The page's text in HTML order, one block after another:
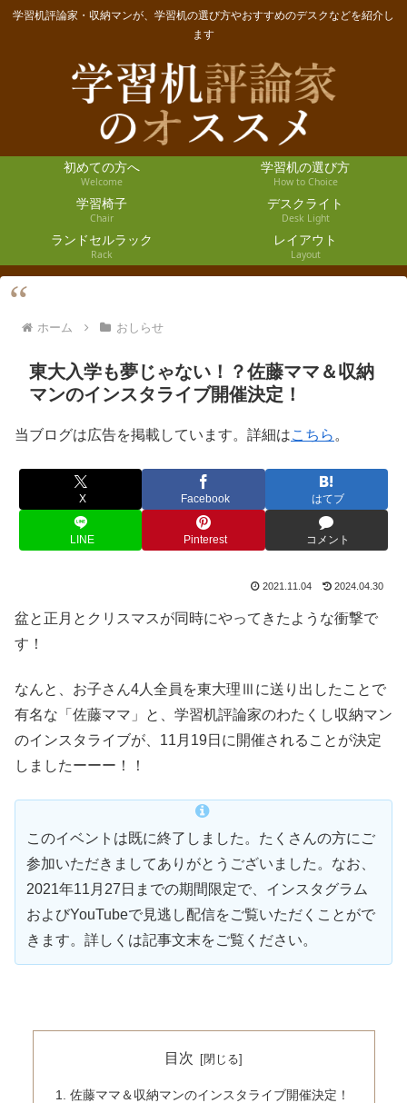
学習机評論家・収納マンが、学習机の選び方やおすすめのデスクなどを紹介し
ます
初めての方へ
Welcome
学習机の選び方
How to Choice
学習椅子
Chair
デスクライト
Desk Light
ランドセルラック
Rack
レイアウト
Layout
ホーム おしらせ
東大入学も夢じゃない！？佐藤ママ＆収納
マンのインスタライブ開催決定！
当ブログは広告を掲載しています。詳細はこちら 。
X Facebook はてブ
LINE Pinterest コメント
2021.11.04 2024.04.30
盆と正月とクリスマスが同時にやってきたような衝撃で
す！
なんと、お子さん4人全員を東大理Ⅲに送り出したことで
有名な「佐藤ママ」と、学習机評論家のわたくし収納マン
のインスタライブが、11月19日に開催されることが決定
しましたーーー！！
このイベントは既に終了しました。たくさんの方にご
参加いただきましてありがとうございました。なお、
2021年11月27日までの期間限定で、インスタグラム
およびYouTubeで見逃し配信をご覧いただくことがで
きます。詳しくは記事文末をご覧ください。
目次
佐藤ママ＆収納マンのインスタライブ開催決定！